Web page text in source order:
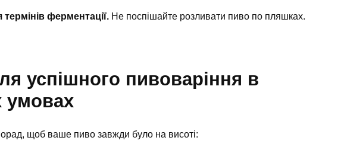
ферментації. Не поспішайте розливати пиво по пляшках.
успішного пивоваріння в
умовах
щоб ваше пиво завжди було на висоті: